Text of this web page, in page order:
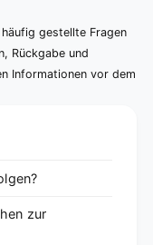
gestellte Fragen
Rückgabe und
Informationen vor dem
zur